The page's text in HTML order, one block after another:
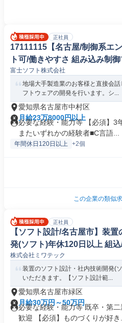
正社員
17111115【名古屋/制御系エ
ト可/働きやすさ 組み込み制
富士ソフト株式会社
地場大手製造業のお客様と直接会
フトウェアの開発を行います。シ...
愛知県名古屋市中村区
月給23万8000円以上
必要な経験・能力等 【必須】3
またいずれかの経験者■C言語...
年間休日120日以上 +2個
この企業の類似
正社員
【ソフト設計/名古屋市】装
発(ソフト)年休120日以上 組
ー/シーケンス制御)
株式会社ミワテック
装置のソフト設計・社内技術開発(
いただきます。【ソフト設計範...
愛知県名古屋市緑区
月給30万円～50万円
必要な経験・能力等 既卒・第
歓迎 【必須】ものづくりが好き...